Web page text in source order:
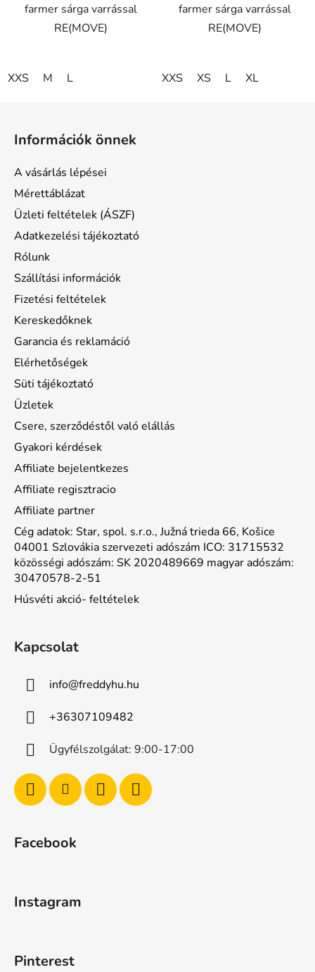
csillag.
farmer sárga varrással
RE(MOVE)
XXS M L
farmer sárga varrással
RE(MOVE)
XXS XS L XL
Információk önnek
A vásárlás lépései
Mérettáblázat
Üzleti feltételek (ÁSZF)
Adatkezelési tájékoztató
Rólunk
Szállítási információk
Fizetési feltételek
Kereskedőknek
Garancia és reklamáció
Elérhetőségek
Süti tájékoztató
Üzletek
Csere, szerződéstől való elállás
Gyakori kérdések
Affiliate bejelentkezes
Affiliate regisztracio
Affiliate partner
Cég adatok: Star, spol. s.r.o., Južná trieda 66, Košice
04001 Szlovákia szervezeti adószám ICO: 31715532
közösségi adószám: SK 2020489669 magyar adószám:
30470578-2-51
Húsvéti akció- feltételek
Kapcsolat
info@freddyhu.hu
+36307109482
Ügyfélszolgálat: 9:00-17:00
Facebook
Instagram
Pinterest